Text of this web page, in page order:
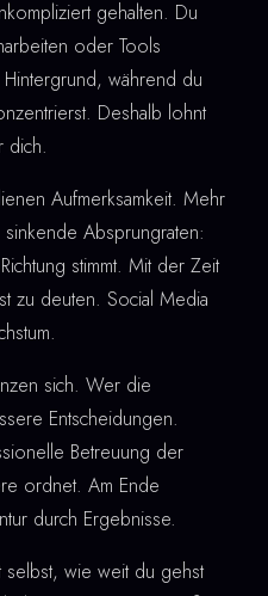
gehalten. Du
oder Tools
während du
Deshalb lohnt
dich.
Aufmerksamkeit. Mehr
Absprungraten:
stimmt. Mit der Zeit
zu deuten. Social Media
sich. Wer die
Entscheidungen.
Betreuung der
ordnet. Am Ende
durch Ergebnisse.
selbst, wie weit du gehst